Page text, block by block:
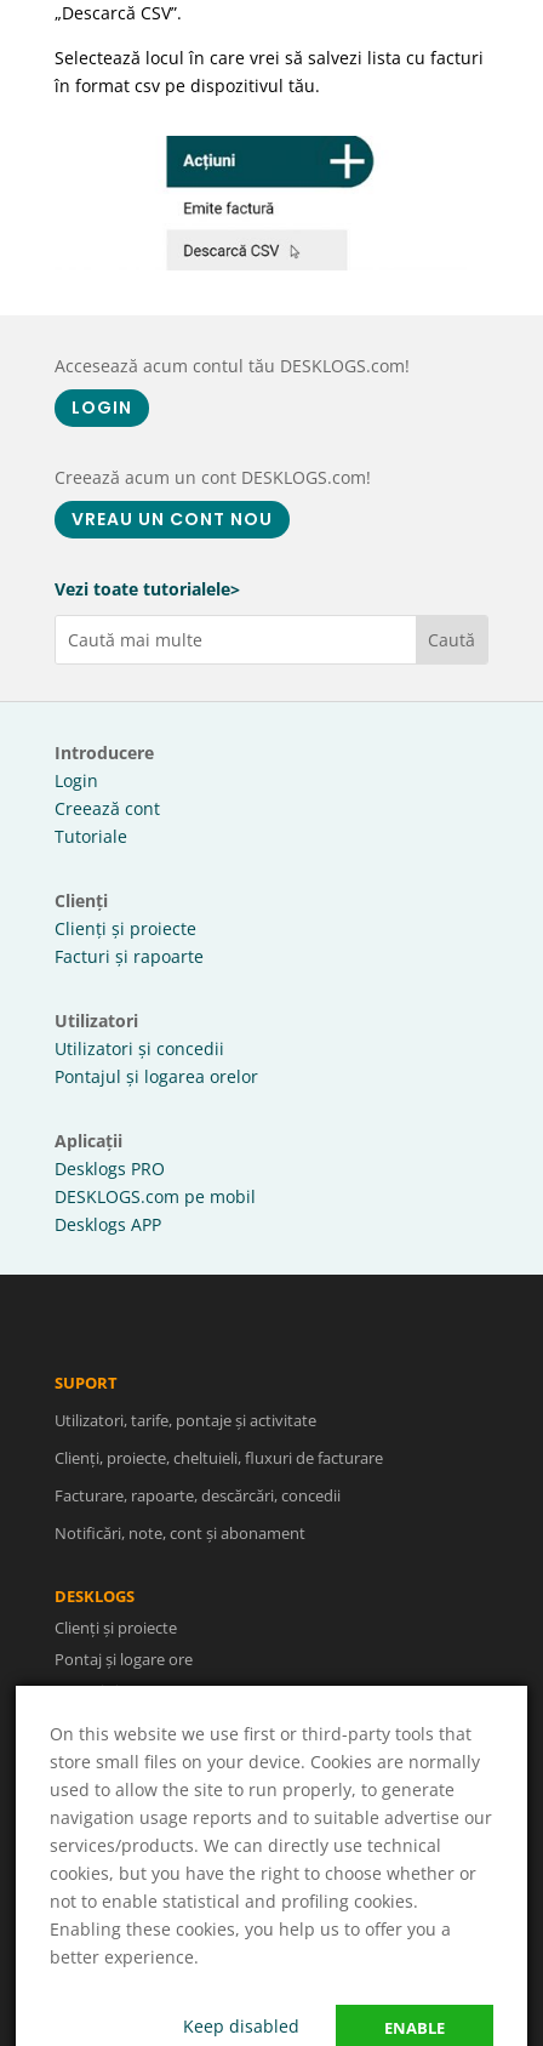
„Descarcă CSV”.
Selectează locul în care vrei să salvezi lista cu facturi
în format csv pe dispozitivul tău.
Accesează acum contul tău DESKLOGS.com!
LOGIN
Creează acum un cont DESKLOGS.com!
VREAU UN CONT NOU
Vezi toate tutorialele>
Introducere
Login
Creează cont
Tutoriale
Clienți
Clienți și proiecte
Facturi și rapoarte
Utilizatori
Utilizatori și concedii
Pontajul și logarea orelor
Aplicații
Desklogs PRO
DESKLOGS.com pe mobil
Desklogs APP
SUPORT
Utilizatori, tarife, pontaje și activitate
Clienți, proiecte, cheltuieli, fluxuri de facturare
Facturare, rapoarte, descărcări, concedii
Notificări, note, cont și abonament
DESKLOGS
Clienți și proiecte
Pontaj și logare ore
Facturi și rapoarte
Utilizatori și concedii
UTILE
Despre noi
Termeni și condiții
Politica de confidențialitate
Soluționarea litigiilor
On this website we use first or third-party tools that
store small files on your device. Cookies are normally
used to allow the site to run properly, to generate
navigation usage reports and to suitable advertise our
services/products. We can directly use technical
cookies, but you have the right to choose whether or
not to enable statistical and profiling cookies.
Enabling these cookies, you help us to offer you a
better experience.
ENABLE
Keep disabled